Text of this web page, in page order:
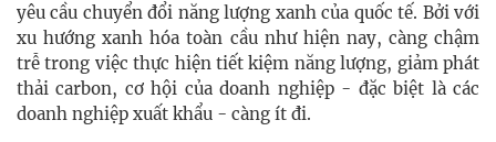
yêu cầu chuyển đổi năng lượng xanh của quốc tế. Bởi với
xu hướng xanh hóa toàn cầu như hiện nay, càng chậm
trễ trong việc thực hiện tiết kiệm năng lượng, giảm phát
thải carbon, cơ hội của doanh nghiệp - đặc biệt là các
doanh nghiệp xuất khẩu - càng ít đi.